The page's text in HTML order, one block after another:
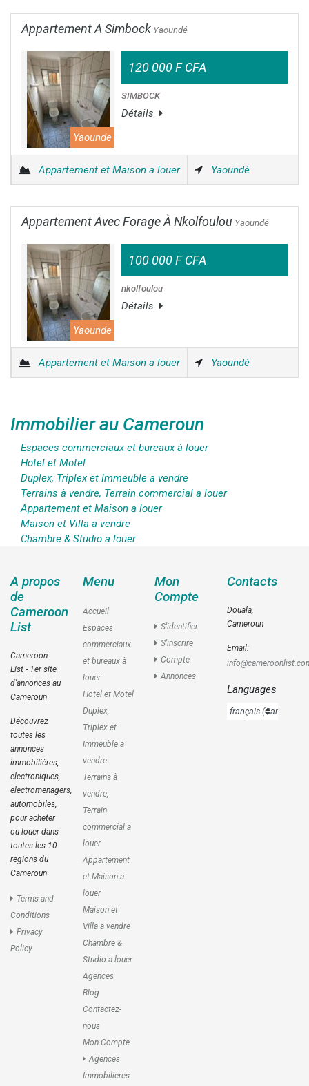
Appartement A Simbock Yaoundé
Yaounde
120 000 F CFA
SIMBOCK
Détails
Appartement et Maison a louer Yaoundé
Appartement Avec Forage À Nkolfoulou Yaoundé
Yaounde
100 000 F CFA
nkolfoulou
Détails
Appartement et Maison a louer Yaoundé
Immobilier au Cameroun
Espaces commerciaux et bureaux à louer
Hotel et Motel
Duplex, Triplex et Immeuble a vendre
Terrains à vendre, Terrain commercial a louer
Appartement et Maison a louer
Maison et Villa a vendre
Chambre & Studio a louer
A propos
de
Cameroon
List
Cameroon
List - 1er site
d'annonces au
Cameroun
Découvrez
toutes les
annonces
immobilières,
electroniques,
electromenagers,
automobiles,
pour acheter
ou louer dans
toutes les 10
regions du
Cameroun
Terms and
Conditions
Privacy
Policy
Menu
Accueil
Espaces
commerciaux
et bureaux à
louer
Hotel et Motel
Duplex,
Triplex et
Immeuble a
vendre
Terrains à
vendre,
Terrain
commercial a
louer
Appartement
et Maison a
louer
Maison et
Villa a vendre
Chambre &
Studio a louer
Agences
Blog
Contactez-
nous
Mon Compte
Agences
Immobilieres
Mon
Compte
S'identifier
S'inscrire
Compte
Annonces
Contacts
Douala,
Cameroun
Email:
Languages